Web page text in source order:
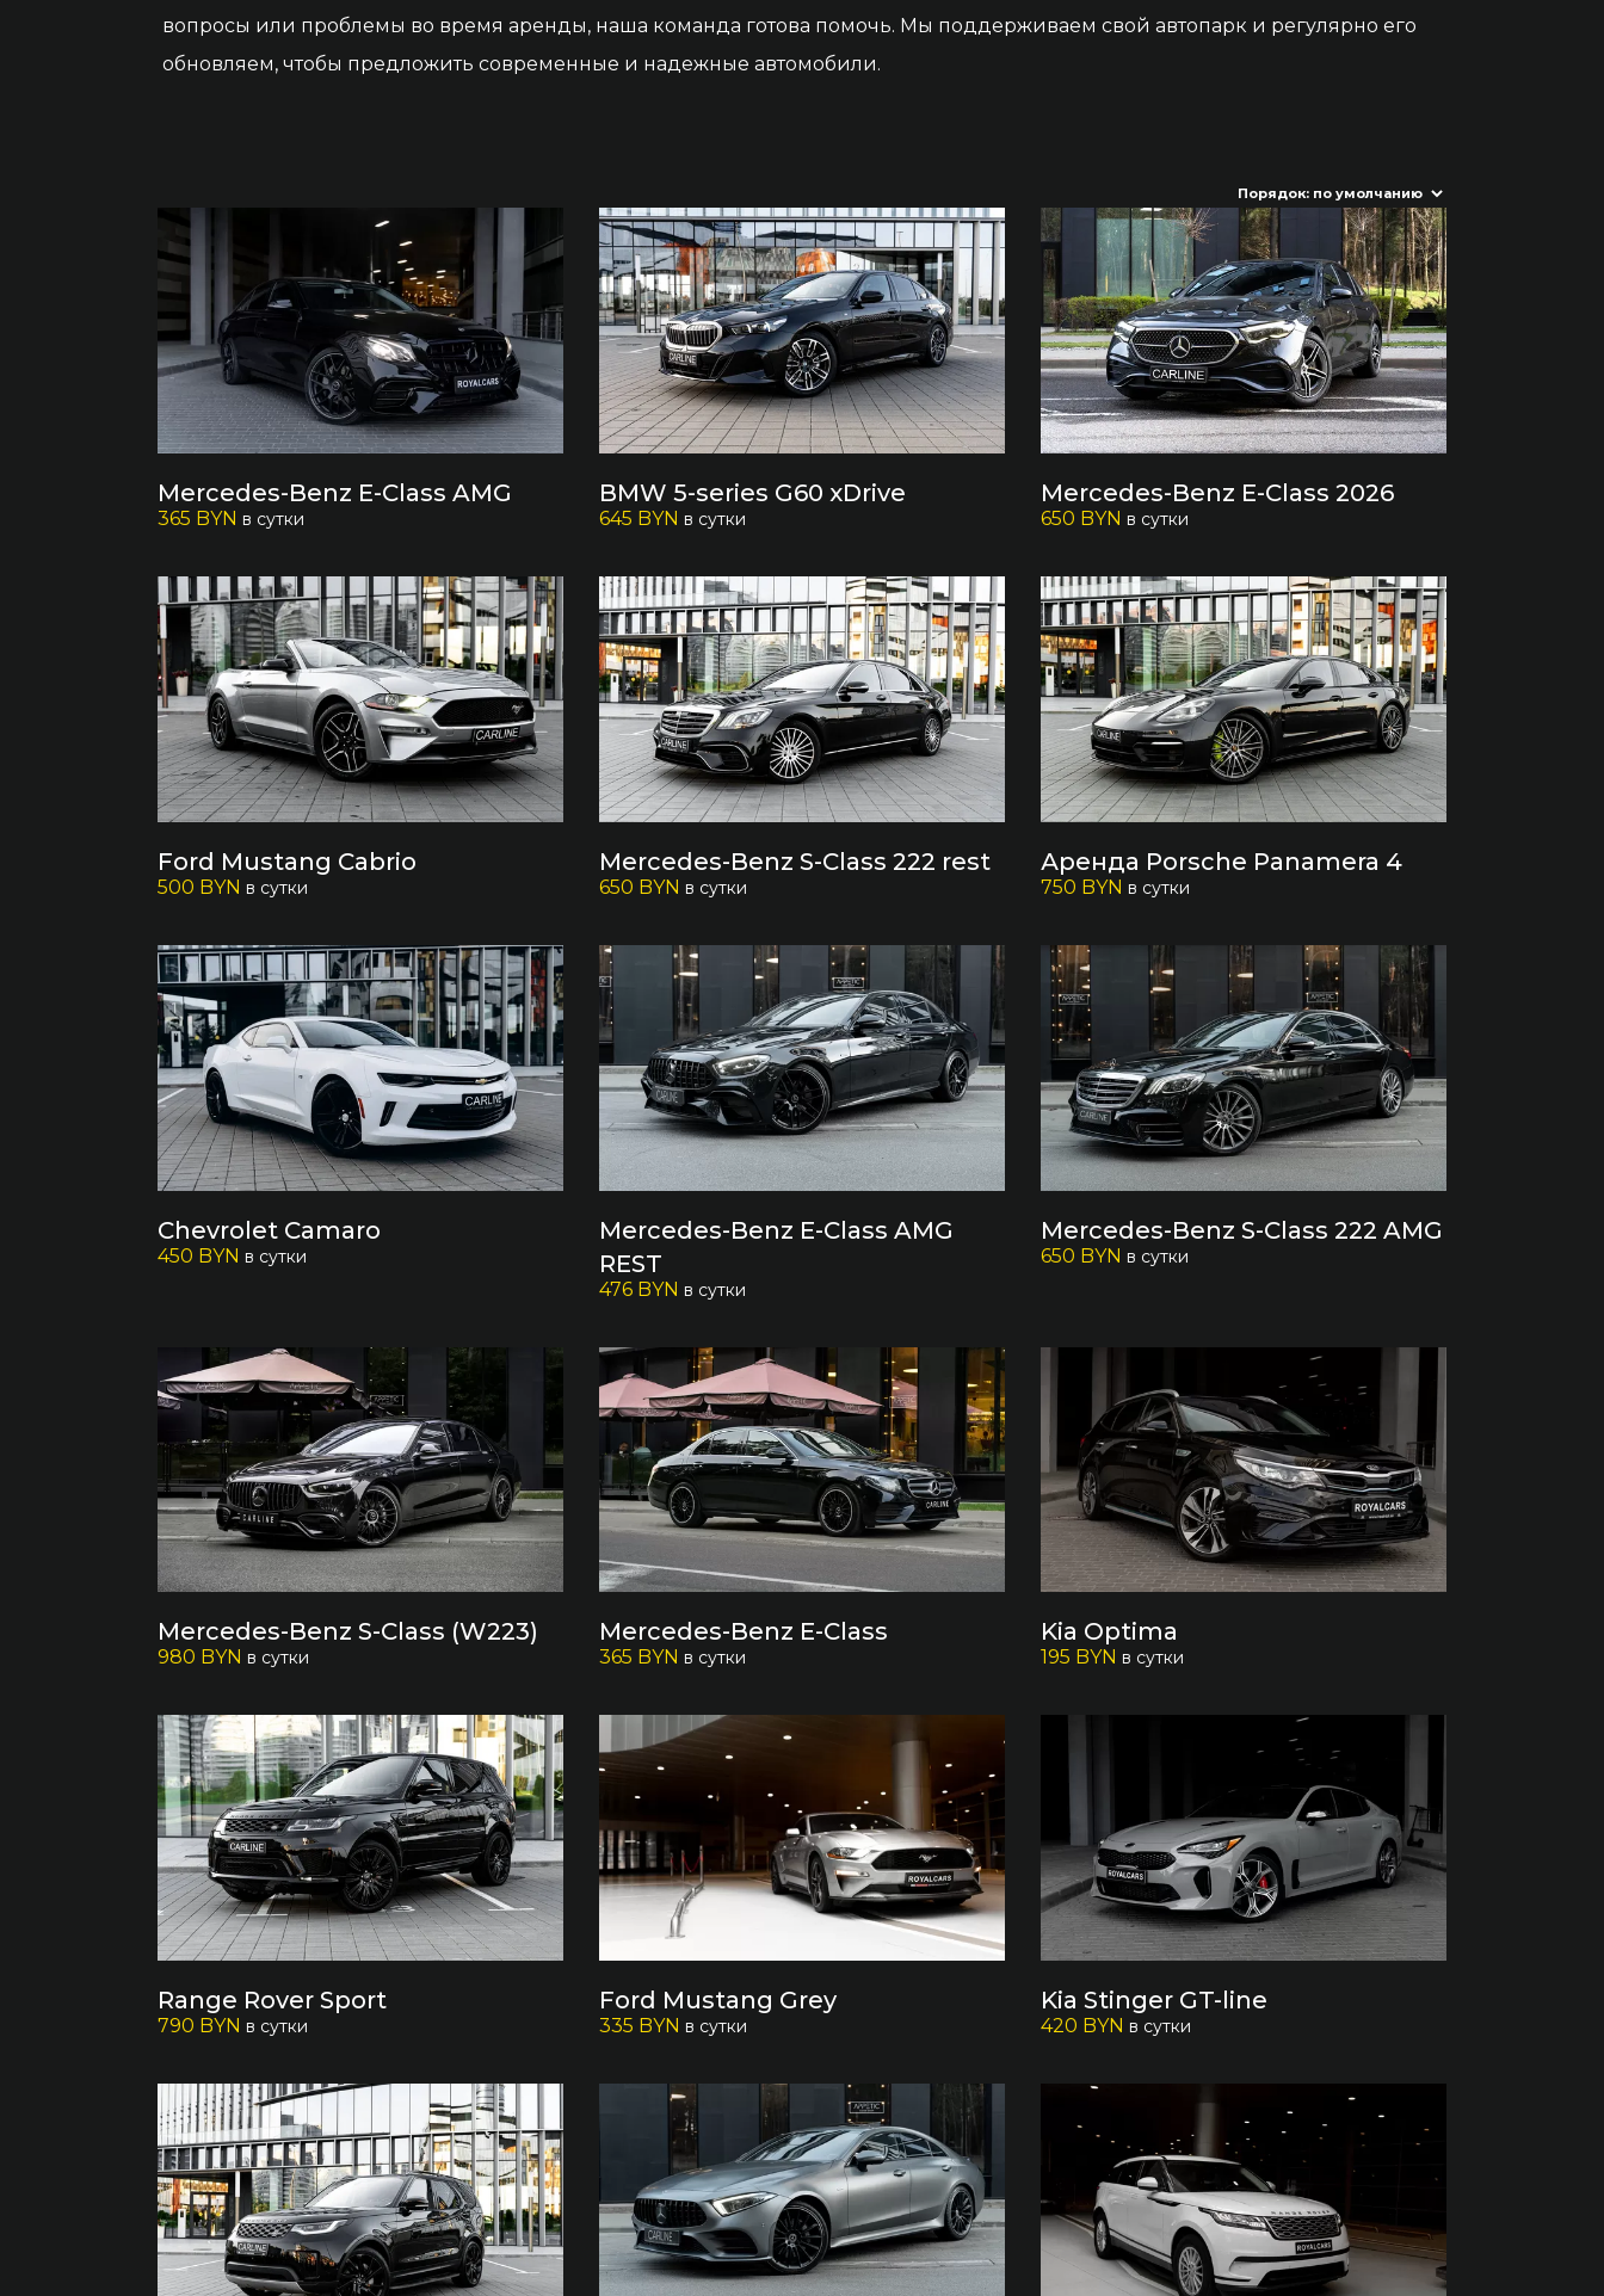
вопросы или проблемы во время аренды, наша команда готова помочь. Мы поддерживаем свой автопарк и регулярно его
обновляем, чтобы предложить современные и надежные автомобили.
Mercedes-Benz E-Сlass AMG
365 BYN в сутки
BMW 5-series G60 xDrive
645 BYN в сутки
Mercedes-Benz E-Сlass 2026
650 BYN в сутки
Ford Mustang Cabrio
500 BYN в сутки
Mercedes-Benz S-Class 222 rest
650 BYN в сутки
Аренда Porsche Panamera 4
750 BYN в сутки
Chevrolet Camaro
450 BYN в сутки
Mercedes-Benz E-Сlass AMG
REST
476 BYN в сутки
Mercedes-Benz S-Class 222 AMG
650 BYN в сутки
Mercedes-Benz S-Class (W223)
980 BYN в сутки
Mercedes-Benz E-Class
365 BYN в сутки
Kia Optima
195 BYN в сутки
Range Rover Sport
790 BYN в сутки
Ford Mustang Grey
335 BYN в сутки
Kia Stinger GT-line
420 BYN в сутки